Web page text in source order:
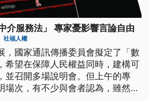
介服務法」 專家憂影響言論自由
社福人權
，國家通訊傳播委員會擬定了「數
希望在保障人民權益同時，建構可
並召開多場說明會。但上午的專
場次，有不少與會者認為，雖然立